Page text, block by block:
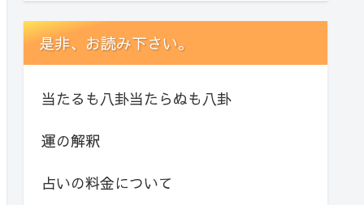
是非、お読み下さい。
当たるも八卦当たらぬも八卦
運の解釈
占いの料金について